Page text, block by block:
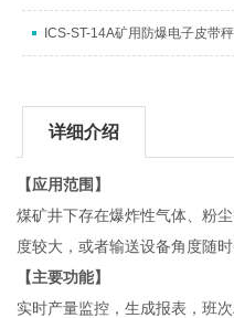
ICS-ST-14A矿用防爆电子皮带秤
详细介绍
【应用范围】
煤矿井下存在爆炸性气体、粉
度较大，或者输送设备角度随时
【主要功能】
实时产量监控，生成报表，班